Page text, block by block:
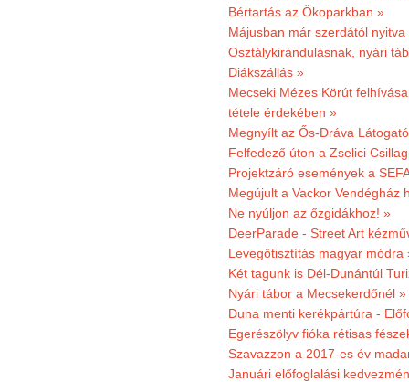
Bértartás az Ökoparkban »
Májusban már szerdától
Osztálykirándulásnak, nyári
Diákszállás »
Mecseki Mézes Körút
tétele érdekében »
Megnyílt az Ős-Dráva
Felfedező úton a Zselici
Projektzáró események a
Megújult a Vackor Vendégház
Ne nyúljon az őzgidákhoz! »
DeerParade - Street Art
Levegőtisztítás magyar módra
Két tagunk is Dél-Dunántúl
Nyári tábor a Mecsekerdőnél »
Duna menti kerékpártúra -
Egerészölyv fióka rétisas
Szavazzon a 2017-es év
Januári előfoglalási